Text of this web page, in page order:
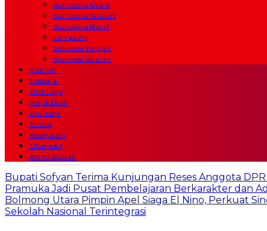
Sumatera Utara
Sumatera Selatan
Sumatera Barat
Lampung
Sulawesi Tengah
Sulawesi Selatan
Hukrim
Nasional
Olahraga
Pendidikan
Ekonomi
Global
Kesehatan
Otomotif
Berita sejarah
Bupati Sofyan Terima Kunjungan Reses Anggota
Pramuka Jadi Pusat Pembelajaran Berkarakter dan
Bolmong Utara Pimpin Apel Siaga El Nino, Perkuat
Sekolah Nasional Terintegrasi